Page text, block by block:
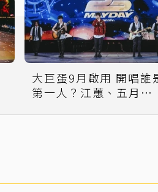
大巨蛋9月啟用 開唱誰
第一人？江蕙、五月天都